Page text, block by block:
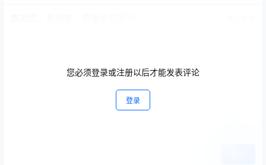
您必须登录或注册以后才能发表评论
登录